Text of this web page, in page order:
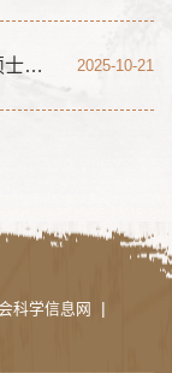
山东大学哲学与社会发展学院2026年硕士研究生招生章程 2025-10-21
科学信息网 |